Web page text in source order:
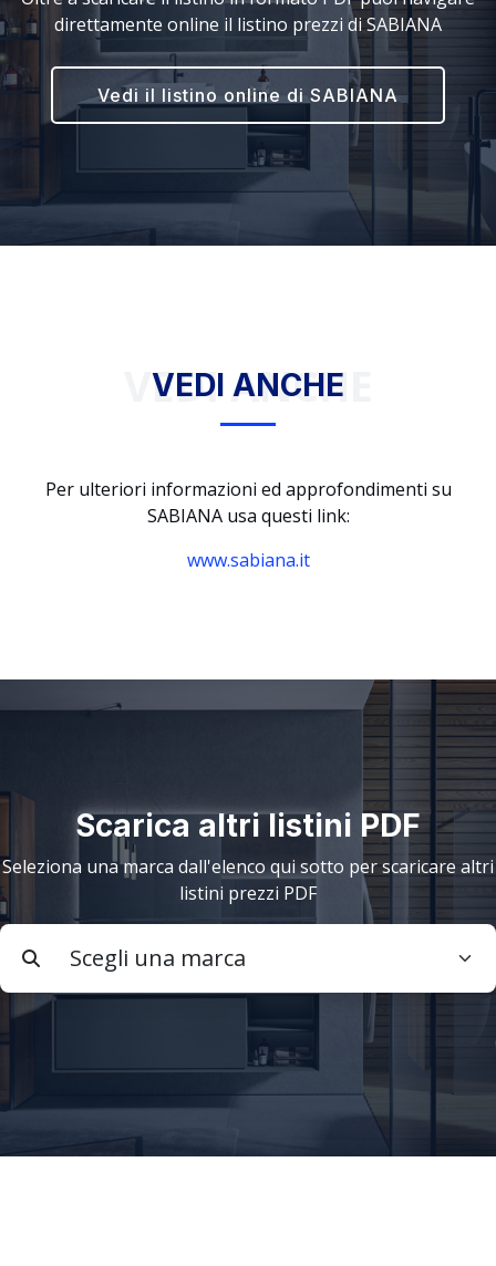
direttamente online il listino prezzi di SABIANA
Vedi il listino online di SABIANA
VEDI ANCHE
VEDI ANCHE
Per ulteriori informazioni ed approfondimenti su
SABIANA usa questi link:
www.sabiana.it
Scarica altri listini PDF
Seleziona una marca dall'elenco qui sotto per scaricare altri
listini prezzi PDF